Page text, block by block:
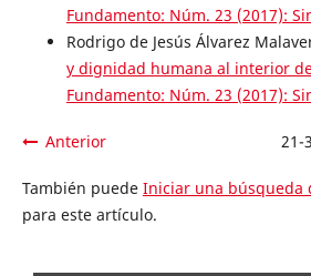
Fundamento: Núm. 23 (2017):
Rodrigo de Jesús Álvarez
y dignidad humana al interior
Fundamento: Núm. 23 (2017):
Anterior 21-
También puede Iniciar una búsqueda
para este artículo.